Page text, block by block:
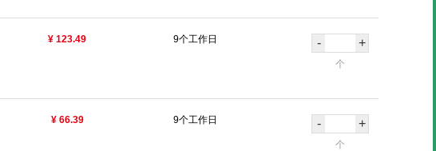
¥ 123.49 9个工作日 - +
个
¥ 66.39 9个工作日 - +
个